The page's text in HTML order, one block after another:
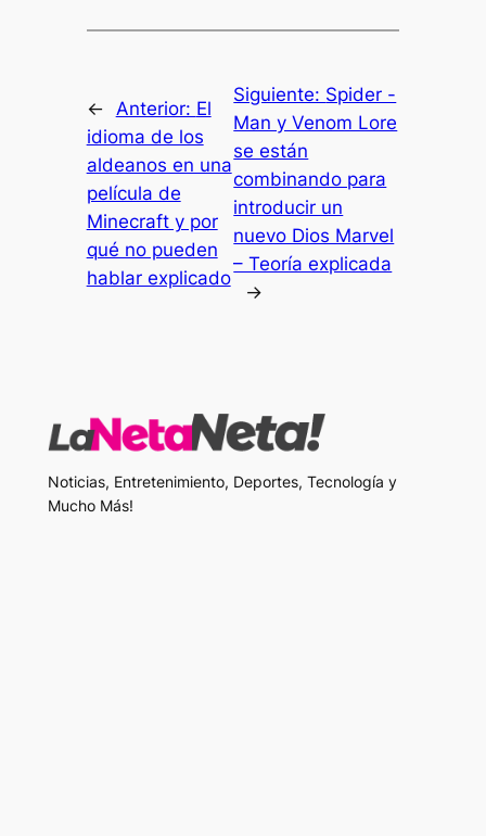
← Anterior: El
idioma de los
aldeanos en una
película de
Minecraft y por
qué no pueden
hablar explicado
Siguiente: Spider -
Man y Venom Lore
se están
combinando para
introducir un
nuevo Dios Marvel
– Teoría explicada
→
Noticias, Entretenimiento, Deportes, Tecnología y
Mucho Más!